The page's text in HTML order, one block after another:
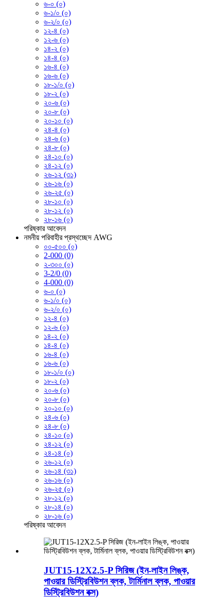
৬-০ (০)
৬-১/০ (০)
৬-২/০ (০)
১২-৪ (০)
১২-৬ (০)
১৪-২ (০)
১৪-৪ (০)
১৬-৪ (০)
১৬-৬ (০)
১৮-১/০ (০)
১৮-২ (০)
২০-৬ (০)
২০-৮ (০)
২০-১০ (০)
২৪-৪ (০)
২৪-৬ (০)
২৪-৮ (০)
২৪-১০ (০)
২৪-১২ (০)
২৬-১২ (৩১)
২৬-১৬ (০)
২৬-২৫ (০)
২৮-১০ (০)
২৮-১২ (০)
২৮-১৬ (০)
পরিষ্কার আবেদন
নমনীয় পরিবাহীর প্রস্থচ্ছেদ AWG
০০-৫০০ (০)
2-000 (0)
২-৩০০ (০)
3-2/0 (0)
4-000 (0)
৬-০ (০)
৬-১/০ (০)
৬-২/০ (০)
১২-৪ (০)
১২-৬ (০)
১৪-২ (০)
১৪-৪ (০)
১৬-৪ (০)
১৬-৬ (০)
১৮-১/০ (০)
১৮-২ (০)
২০-৬ (০)
২০-৮ (০)
২০-১০ (০)
২৪-৬ (০)
২৪-৮ (০)
২৪-১০ (০)
২৪-১২ (০)
২৪-১৪ (০)
২৬-১২ (০)
২৬-১৪ (৩১)
২৬-১৬ (০)
২৬-২৫ (০)
২৮-১২ (০)
২৮-১৪ (০)
২৮-১৬ (০)
পরিষ্কার আবেদন
JUT15-12X2.5-P সিরিজ (ইন-লাইন লিঙ্ক,
পাওয়ার ডিস্ট্রিবিউশন ব্লক, টার্মিনাল ব্লক, পাওয়ার
ডিস্ট্রিবিউশন বক্স)